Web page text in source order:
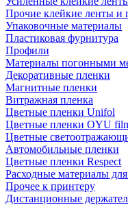
Прочие клейкие ленты и
Упаковочные материалы
Пластиковая фурнитура
Профили
Материалы погонными
Декоративные пленки
Магнитные пленки
Витражная пленка
Цветные пленки Unifol
Цветные пленки OYU
Цветные
Автомобильные пленки
Цветные пленки Respect
Расходные материалы
Прочее к принтеру
Дистанционные